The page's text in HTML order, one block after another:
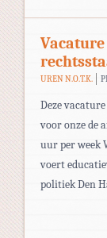
UREN N.O.T.K.
Deze
voor onze de
uur per week
voert
politiek Den